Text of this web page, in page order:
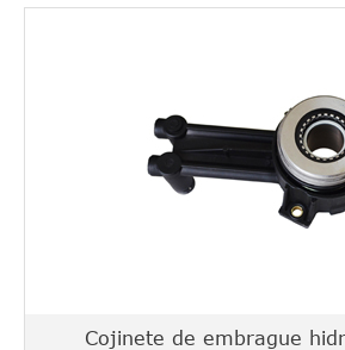
Cojinete de embrague